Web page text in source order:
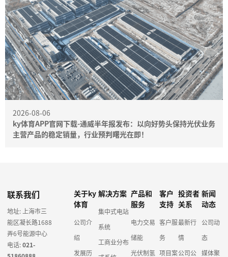
2026-08-06
ky体育APP官网下载-通威半年报发布：以向好势头保持光伏业务
主营产品的稳定销量，行业预判曙光在即！
联系我们
地址: 上海市三
能区凝长路1688
弄6号能源中心
电话:021-
关于ky
体育
公司介
绍
发展历
解决方案
集中式电站
系统
工商业分布
产品和
服务
电力交易
储能
光伏制氢
客户
支持
客户服
务
项目案
投资者
关系
最新行
情
公司公
新闻
动态
公司动
态
媒体聚